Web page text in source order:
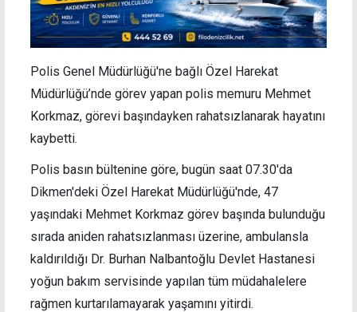
Polis Genel Müdürlüğü'ne bağlı Özel Harekat
Müdürlüğü’nde görev yapan polis memuru Mehmet
Korkmaz, görevi başındayken rahatsızlanarak hayatını
kaybetti.
Polis basın bültenine göre, bugün saat 07.30'da
Dikmen'deki Özel Harekat Müdürlüğü'nde, 47
yaşındaki Mehmet Korkmaz görev başında bulunduğu
sırada aniden rahatsızlanması üzerine, ambulansla
kaldırıldığı Dr. Burhan Nalbantoğlu Devlet Hastanesi
yoğun bakım servisinde yapılan tüm müdahalelere
rağmen kurtarılamayarak yaşamını yitirdi.